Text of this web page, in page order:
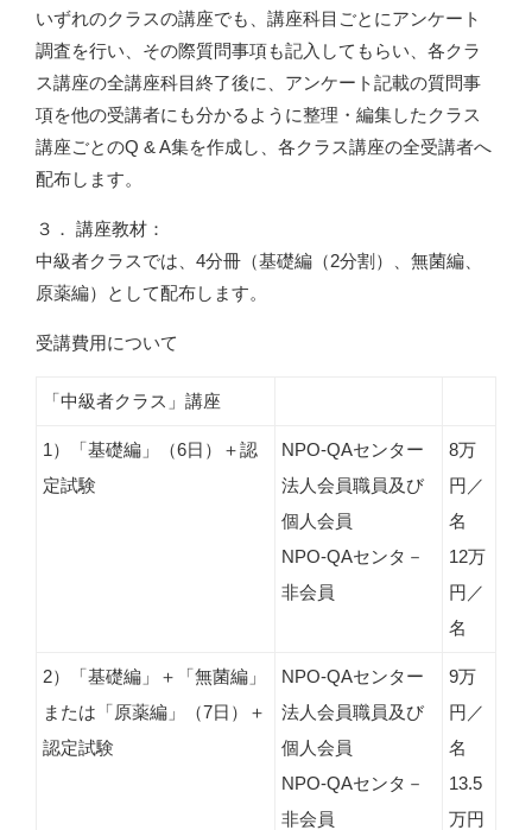
いずれのクラスの講座でも、講座科目ごとにアンケート
調査を行い、その際質問事項も記入してもらい、各クラ
ス講座の全講座科目終了後に、アンケート記載の質問事
項を他の受講者にも分かるように整理・編集したクラス
講座ごとのQ & A集を作成し、各クラス講座の全受講者へ
配布します。
３． 講座教材：
中級者クラスでは、4分冊（基礎編（2分割）、無菌編、
原薬編）として配布します。
受講費用について
「中級者クラス」講座
1）「基礎編」（6日）＋認
定試験
NPO-QAセンター
法人会員職員及び
個人会員
NPO-QAセンタ－
非会員
8万
円／
名
12万
円／
名
2）「基礎編」＋「無菌編」
または「原薬編」（7日）＋
認定試験
NPO-QAセンター
法人会員職員及び
個人会員
NPO-QAセンタ－
非会員
9万
円／
名
13.5
万円